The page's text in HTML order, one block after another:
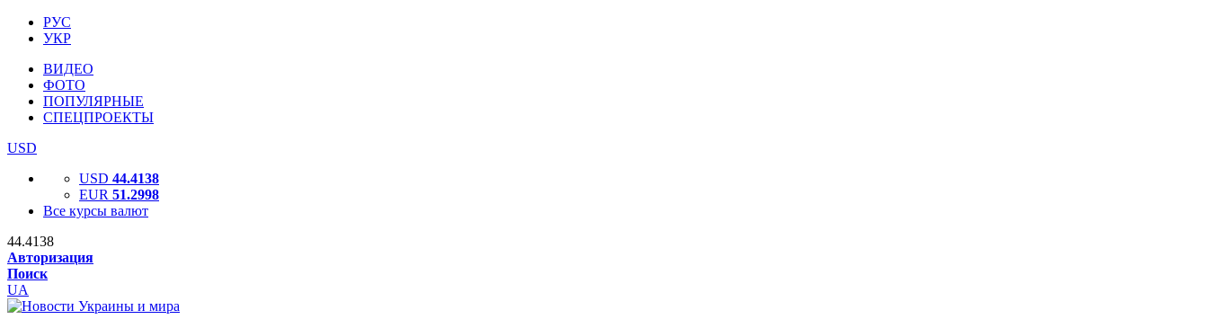
РУС
УКР
ВИДЕО
ФОТО
ПОПУЛЯРНЫЕ
СПЕЦПРОЕКТЫ
USD
USD 44.4138
EUR 51.2998
Все курсы валют
44.4138
Авторизация
Поиск
UA